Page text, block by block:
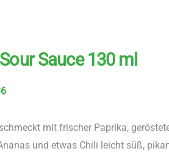
Sauce 130 ml
mit frischer Paprika,
und etwas Chili leicht süß,